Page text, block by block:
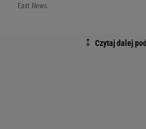
East News